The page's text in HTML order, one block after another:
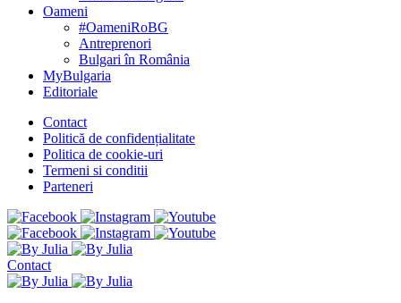
Oameni
#OameniRoBG
Antreprenori
Bulgari în România
MyBulgaria
Editoriale
Contact
Politică de confidențialitate
Politica de cookie-uri
Termeni si conditii
Parteneri
Contact